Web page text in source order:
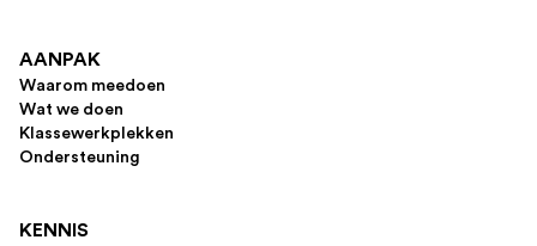
AANPAK
Waarom meedoen
Wat we doen
Klassewerkplekken
Ondersteuning
KENNIS